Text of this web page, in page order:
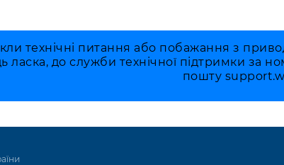
технічні питання або побажання з
ласка, до служби технічної підтримки за
пошту